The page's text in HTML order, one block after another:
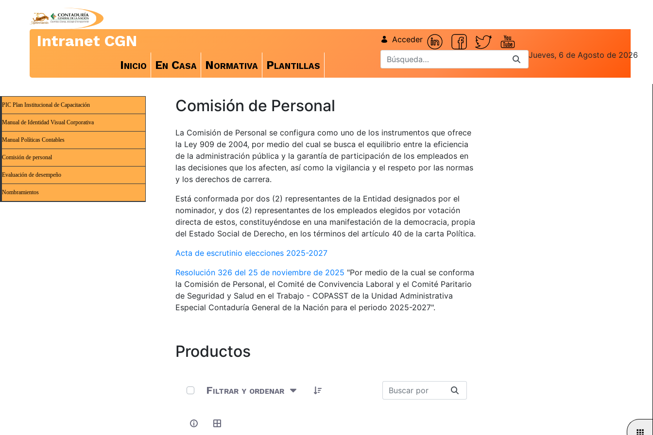
Intranet CGN
Inicio En Casa Normativa Plantillas
Acceder
Jueves, 6 de Agosto de 2026
PIC Plan Institucional de Capacitación
Manual de Identidad Visual Corporativa
Manual Políticas Contables
Comisión de personal
Evaluación de desempeño
Nombramientos
Comisión de Personal
La Comisión de Personal se configura como uno de los instrumentos que ofrece
la Ley 909 de 2004, por medio del cual se busca el equilibrio entre la eficiencia
de la administración pública y la garantía de participación de los empleados en
las decisiones que los afecten, así como la vigilancia y el respeto por las normas
y los derechos de carrera.
Está conformada por dos (2) representantes de la Entidad designados por el
nominador, y dos (2) representantes de los empleados elegidos por votación
directa de estos, constituyéndose en una manifestación de la democracia, propia
del Estado Social de Derecho, en los términos del artículo 40 de la carta Política.
Acta de escrutinio elecciones 2025-2027
Resolución 326 del 25 de noviembre de 2025 "Por medio de la cual se conforma
la Comisión de Personal, el Comité de Convivencia Laboral y el Comité Paritario
de Seguridad y Salud en el Trabajo - COPASST de la Unidad Administrativa
Especial Contaduría General de la Nación para el periodo 2025-2027".
Productos
Filtrar y ordenar